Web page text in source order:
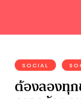
SOCIAL
ต้องลองทุก